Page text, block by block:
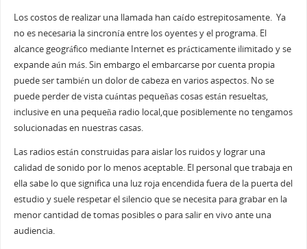
Los costos de realizar una llamada han caído estrepitosamente. Ya
no es necesaria la sincronía entre los oyentes y el programa. El
alcance geográfico mediante Internet es prácticamente ilimitado y se
expande aún más. Sin embargo el embarcarse por cuenta propia
puede ser también un dolor de cabeza en varios aspectos. No se
puede perder de vista cuántas pequeñas cosas están resueltas,
inclusive en una pequeña radio local,que posiblemente no tengamos
solucionadas en nuestras casas.
Las radios están construidas para aislar los ruidos y lograr una
calidad de sonido por lo menos aceptable. El personal que trabaja en
ella sabe lo que significa una luz roja encendida fuera de la puerta del
estudio y suele respetar el silencio que se necesita para grabar en la
menor cantidad de tomas posibles o para salir en vivo ante una
audiencia.